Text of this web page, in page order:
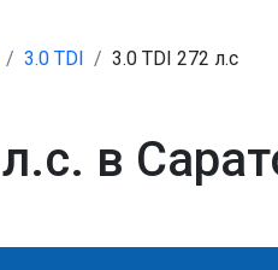
3.0 TDI 3.0 TDI 272 л.с
в